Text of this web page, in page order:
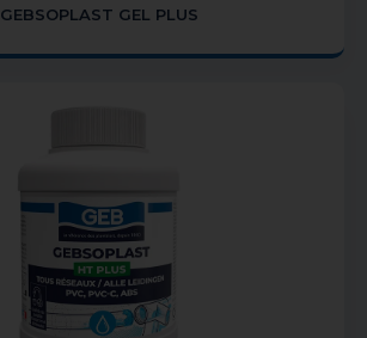
GEBSOPLAST GEL PLUS